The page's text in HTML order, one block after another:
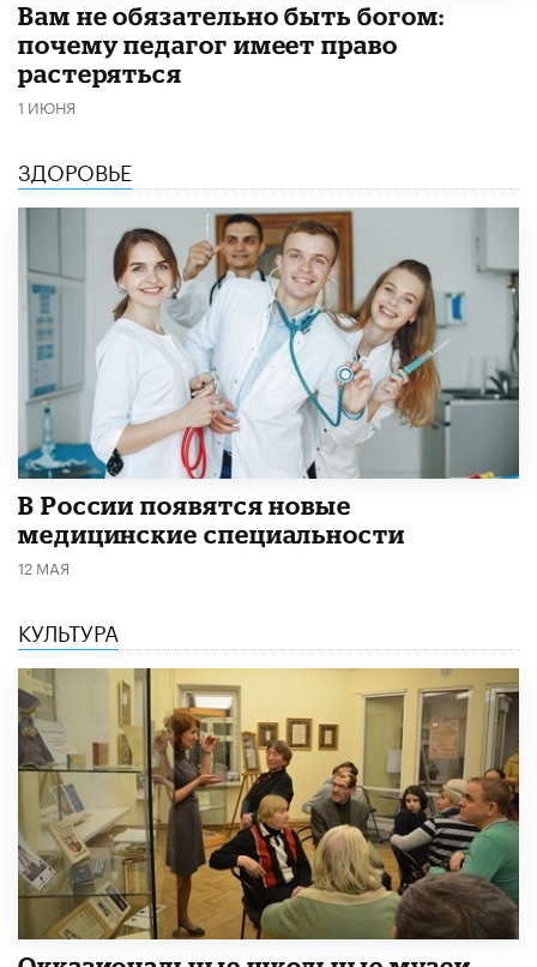
​Вам не обязательно быть богом:
почему педагог имеет право
растеряться
1 ИЮНЯ
ЗДОРОВЬЕ
В России появятся новые
медицинские специальности
12 МАЯ
КУЛЬТУРА